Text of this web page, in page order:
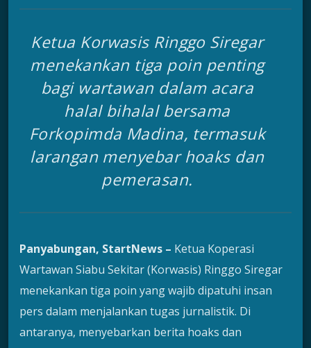
Ketua Korwasis Ringgo Siregar
menekankan tiga poin penting
bagi wartawan dalam acara
halal bihalal bersama
Forkopimda Madina, termasuk
larangan menyebar hoaks dan
pemerasan.
Panyabungan, StartNews – Ketua Koperasi
Wartawan Siabu Sekitar (Korwasis) Ringgo Siregar
menekankan tiga poin yang wajib dipatuhi insan
pers dalam menjalankan tugas jurnalistik. Di
antaranya, menyebarkan berita hoaks dan